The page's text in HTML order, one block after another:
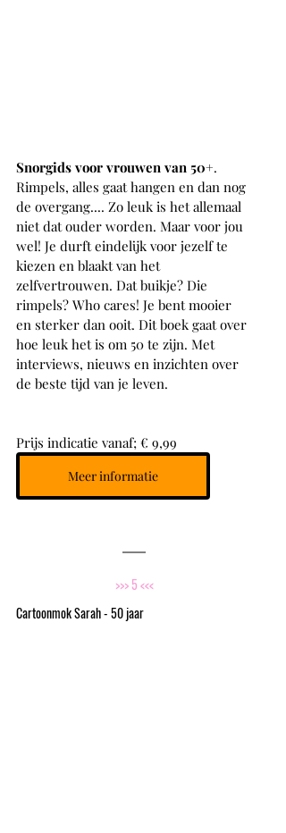
Snorgids voor vrouwen van 50+.
Rimpels, alles gaat hangen en dan nog
de overgang.... Zo leuk is het allemaal
niet dat ouder worden. Maar voor jou
wel! Je durft eindelijk voor jezelf te
kiezen en blaakt van het
zelfvertrouwen. Dat buikje? Die
rimpels? Who cares! Je bent mooier
en sterker dan ooit. Dit boek gaat over
hoe leuk het is om 50 te zijn. Met
interviews, nieuws en inzichten over
de beste tijd van je leven.
Prijs indicatie vanaf; € 9,99
Meer informatie
>>> 5 <<<
Cartoonmok Sarah - 50 jaar